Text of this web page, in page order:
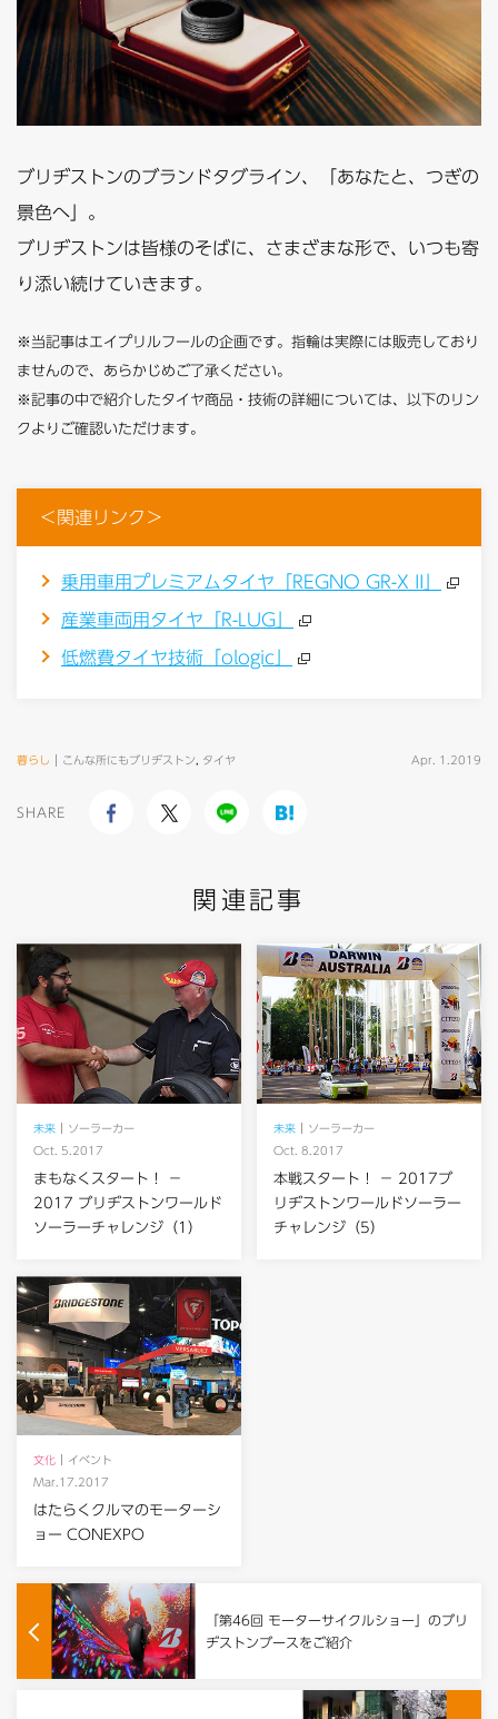
ブリヂストンのブランドタグライン、「あなたと、つぎの
景色へ」。
ブリヂストンは皆様のそばに、さまざまな形で、いつも寄
り添い続けていきます。
※当記事はエイプリルフールの企画です。指輪は実際には販売しており
ませんので、あらかじめご了承ください。
※記事の中で紹介したタイヤ商品・技術の詳細については、以下のリン
クよりご確認いただけます。
＜関連リンク＞
乗用車用プレミアムタイヤ「REGNO GR-X II」
産業車両用タイヤ「R-LUG」
低燃費タイヤ技術「ologic」
暮らし こんな所にもブリヂストン タイヤ Apr. 1.2019
SHARE
関連記事
まもなくスタート！ －
2017 ブリヂストンワールド
ソーラーチャレンジ（1）
未来
ソーラーカー
Oct. 5.2017
本戦スタート！ － 2017ブ
リヂストンワールドソーラー
チャレンジ（5）
未来
ソーラーカー
Oct. 8.2017
はたらくクルマのモーターシ
ョー CONEXPO
文化
イベント
Mar.17.2017
「第46回 モーターサイクルショー」のブリ
ヂストンブースをご紹介